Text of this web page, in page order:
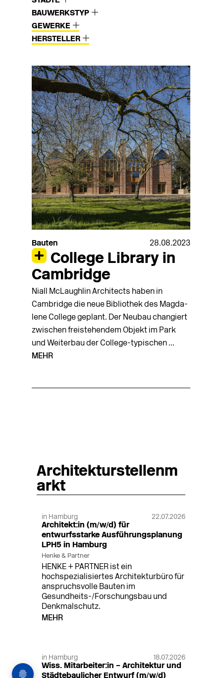
BAUWERKSTYP
GEWERKE
HERSTELLER
Bauten 28.08.2023
College Library in
Cambridge
Niall McLaughlin Architects haben in
Cambridge die neue Bibliothek des Magda­
lene College geplant. Der Neubau changiert
zwischen freistehendem Objekt im Park
und Weiterbau der College-typischen ...
MEHR
Architekturstellenm
arkt
in Hamburg 22.07.2026
Architekt:in (m/w/d) für
entwurfsstarke Ausführungsplanung
LPH5 in Hamburg
Henke & Partner
HENKE + PARTNER ist ein
hochspezialisiertes Architekturbüro für
anspruchsvolle Bauten im
Gesundheits-/Forschungsbau und
Denkmalschutz.
MEHR
in Hamburg 18.07.2026
Wiss. Mitarbeiter:in – Architektur und
Städtebaulicher Entwurf (m/w/d)